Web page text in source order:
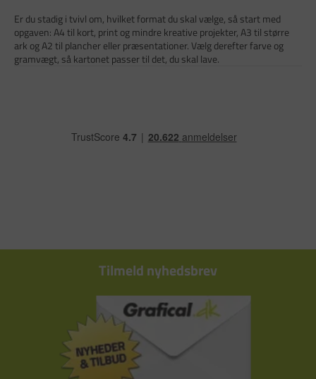
Er du stadig i tvivl om, hvilket format du skal vælge, så start med
opgaven: A4 til kort, print og mindre kreative projekter, A3 til større
ark og A2 til plancher eller præsentationer. Vælg derefter farve og
gramvægt, så kartonet passer til det, du skal lave.
Tilmeld nyhedsbrev